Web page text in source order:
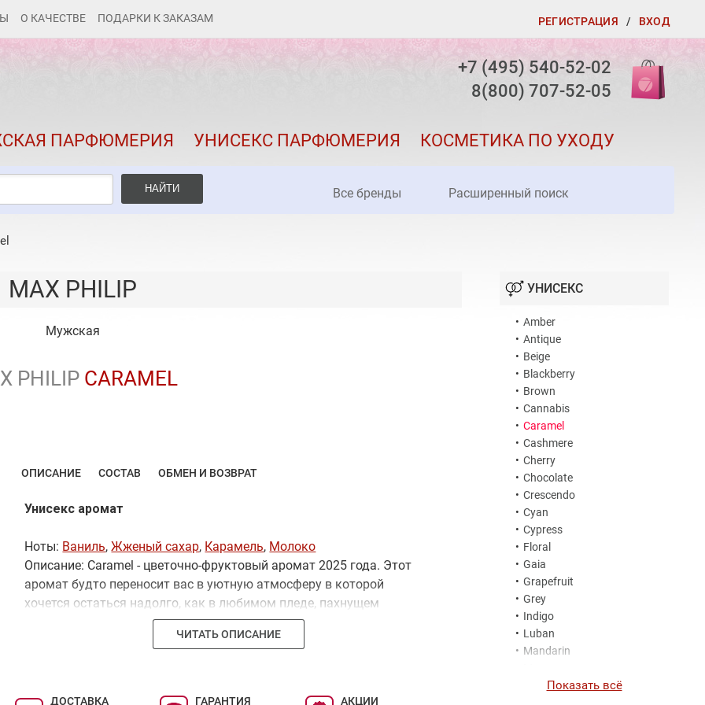
О КАЧЕСТВЕ ПОДАРКИ К ЗАКАЗАМ РЕГИСТРАЦИЯ / ВХОД
КОНТАКТЫ
О КАЧЕСТВЕ
ПОДАРКИ К ЗАКАЗАМ
+7 (495) 540-52-02
8(800) 707-52-05
ПАРФЮМЕРИЯ УНИСЕКС ПАРФЮМЕРИЯ КОСМЕТИКА ПО УХОДУ
НАЙТИ Все бренды Расширенный поиск
MAX PHILIP
Мужская
PHILIPCARAMEL
ОПИСАНИЕ СОСТАВ ОБМЕН И ВОЗВРАТ
Унисекс аромат
Ноты: Ваниль,Жженый сахар, Карамель, Молоко
Описание: Caramel - цветочно-фруктовый аромат 2025 года. Этот
аромат будто переносит вас в уютную атмосферу в которой
хочется остаться надолго, как в любимом пледе, пахнущем
домашней выпечкой. Парфюм идеально подходит для тех, кто
ценит сладость и уют, наполняя каждый момент жизни особым
ЧИТАТЬ ОПИСАНИЕ
ДОСТАВКА ГАРАНТИЯ АКЦИИ
УНИСЕКС
• Amber
• Antique
• Beige
• Blackberry
• Brown
• Cannabis
• Caramel
• Cashmere
• Cherry
• Chocolate
• Crescendo
• Cyan
• Cypress
• Floral
• Gaia
• Grapefruit
• Grey
• Indigo
• Luban
• Mandarin
Max Philip Set
Показать всё